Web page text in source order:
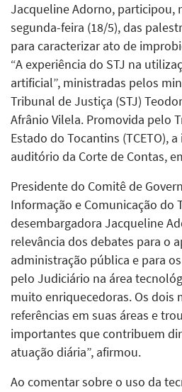
Jacqueline Adorno, participou,
segunda-feira (18/5), das
para caracterizar ato de
“A experiência do STJ na
artificial”, ministradas pelos
Tribunal de Justiça (STJ)
Afrânio Vilela. Promovida pelo
Estado do Tocantins (TCETO),
auditório da Corte de Contas,
Presidente do Comitê de
Informação e Comunicação do
desembargadora Jacqueline
relevância dos debates para o
administração pública e para
pelo Judiciário na área
muito enriquecedoras. Os dois
referências em suas áreas e
importantes que contribuem
atuação diária”, afirmou.
Ao comentar sobre o uso da